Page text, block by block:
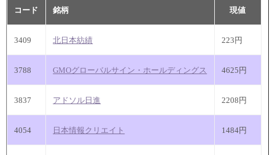
コード 銘柄 現値
3409 北日本紡績 223円
3788 GMOグローバルサイン・ホールディングス 4625円
3837 アドソル日進 2208円
4054 日本情報クリエイト 1484円